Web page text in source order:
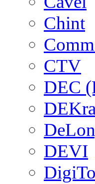
Chint
CTV
DEC
DEVI